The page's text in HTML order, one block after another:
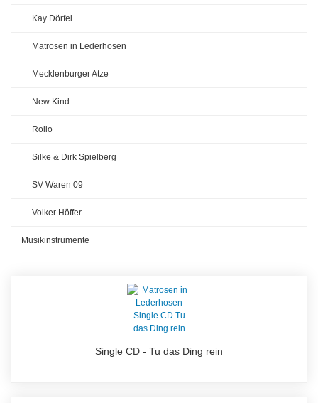
Kay Dörfel
Matrosen in Lederhosen
Mecklenburger Atze
New Kind
Rollo
Silke & Dirk Spielberg
SV Waren 09
Volker Höffer
Musikinstrumente
Single CD - Tu das Ding rein